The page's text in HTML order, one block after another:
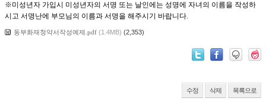
※미성년자 가입시 미성년자의 서명 또는 날인에는 성명에 자녀의 이름을 작성하
시고 서명난에 부모님의 이름과 서명을 해주시기 바랍니다.
동부화재청약서작성예제.pdf (1.4MB) (2,353)
수정 삭제 목록으로